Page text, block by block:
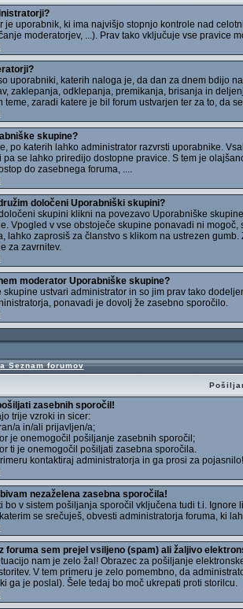
je uporabnik, ki ima najvišjo stopnjo kontrole nad
moderatorjev, ...). Prav tako vključuje vse pravice
uporabniki, katerih naloga je, da dan za dnem bdijo
zaklepanja, odklepanja, premikanja, brisanja in
teme, zaradi katere je bil forum ustvarjen ter za to, da
skupine?
po katerih lahko administrator razvrsti uporabnike.
pa se lahko priredijo dostopne pravice. S tem je
do zasebnega foruma, ....
določeni Uporabniški skupini?
skupini klikni na povezavo Uporabniške
Vpogled v vse obstoječe skupine ponavadi ni
lahko zaprosiš za članstvo s klikom na ustrezen
za zavrnitev.
moderator Uporabniške skupine?
skupine ustvari administrator in so jim prav tako
ponavadi je dovolj že zasebno sporočilo.
Seznam forumov
zasebnih sporočil!
trije vzroki in sicer:
a in/ali prijavljen/a;
je onemogočil pošiljanje zasebnih sporočil;
ti je onemogočil pošiljati zasebna sporočila.
kontaktiraj administratorja in ga prosi za pojasnilo!
nezaželena zasebna sporočila!
bo v sistem pošiljanja sporočil vključena tudi t.i.
se srečuješ, obvesti administratorja foruma, ki
foruma sem prejel vsiljeno (spam) ali žaljivo
nam je zelo žal! Obrazec za pošiljanje
V tem primeru je zelo pomembno, da
ga je poslal). Šele tedaj bo moč ukrepati proti storilcu.